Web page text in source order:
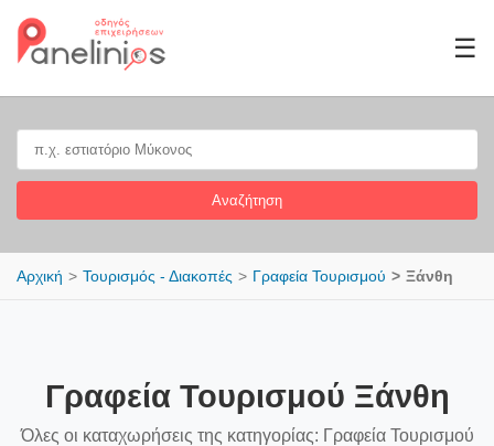
☰
Αναζήτηση
Αρχική Τουρισμός - Διακοπές Γραφεία Τουρισμού Ξάνθη
Γραφεία Τουρισμού Ξάνθη
Όλες οι καταχωρήσεις της κατηγορίας: Γραφεία Τουρισμού